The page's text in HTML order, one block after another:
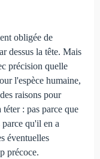
obligée de
dessus la tête. Mais
précision quelle
l'espèce humaine,
raisons pour
: pas parce que
qu'il en a
éventuelles
précoce.